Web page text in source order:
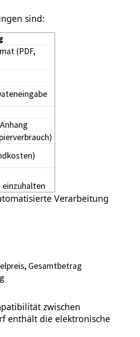
sind:
(PDF,
Verarbeitung
Gesamtbetrag
zwischen
enthält die elektronische